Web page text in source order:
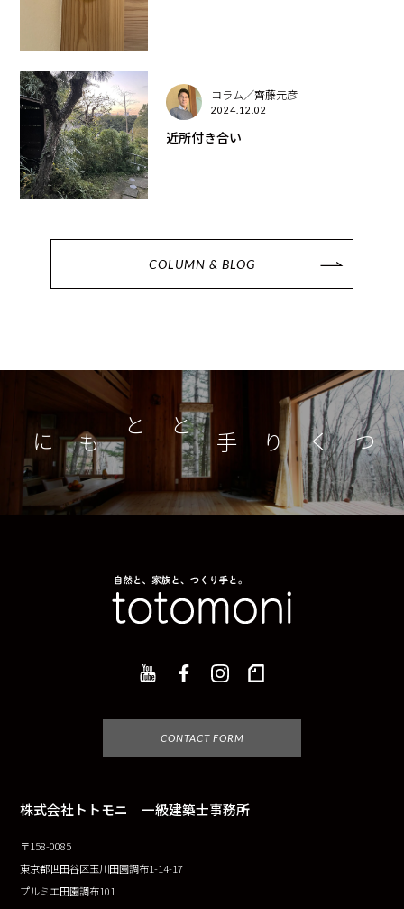
コラム／齊藤元彦
2024.12.02
近所付き合い
COLUMN & BLOG
つくり手とともに
CONTACT FORM
株式会社トトモニ 一級建築士事務所
〒158-0085
東京都世田谷区玉川田園調布1-14-17
プルミエ田園調布101